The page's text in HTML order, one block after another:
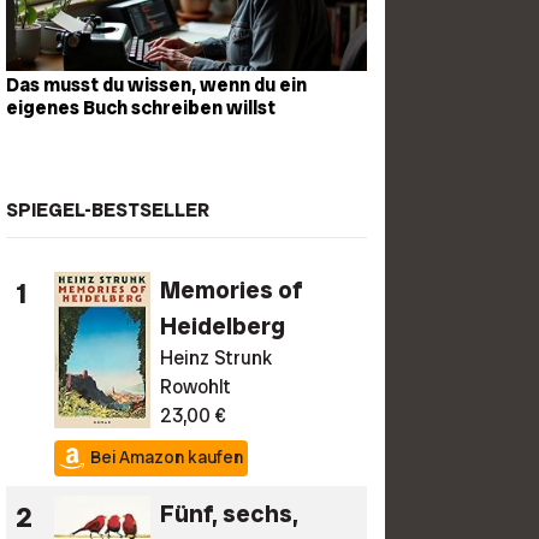
Das musst du wissen, wenn du ein
eigenes Buch schreiben willst
SPIEGEL-BESTSELLER
1
Memories of
Heidelberg
Heinz Strunk
Rowohlt
23,00 €
Bei Amazon kaufen
2
Fünf, sechs,